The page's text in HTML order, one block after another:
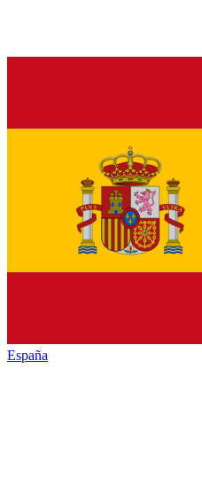
España